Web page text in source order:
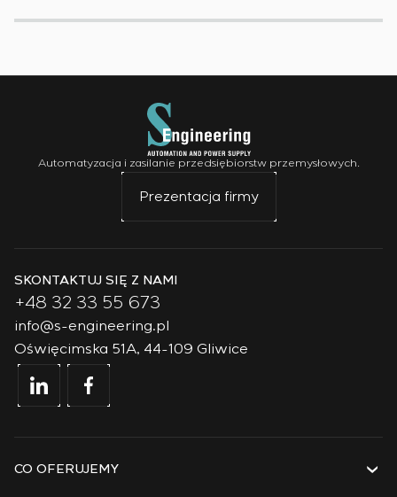
Automatyzacja i zasilanie przedsiębiorstw przemysłowych.
Prezentacja firmy
SKONTAKTUJ SIĘ Z NAMI
+48 32 33 55 673
info@s-engineering.pl
Oświęcimska 51A, 44-109 Gliwice
CO OFERUJEMY